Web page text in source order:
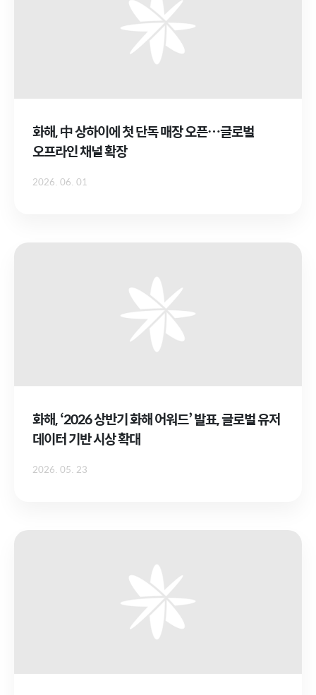
화해, 中 상하이에 첫 단독 매장 오픈…글로벌
오프라인 채널 확장
2026. 06. 01
화해, ‘2026 상반기 화해 어워드’ 발표, 글로벌 유저
데이터 기반 시상 확대
2026. 05. 23